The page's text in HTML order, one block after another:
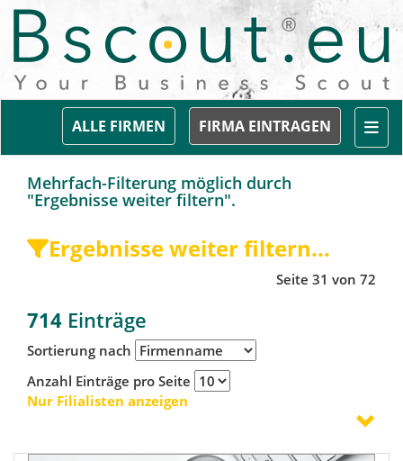
FIRMA EINTRAGEN
ALLE FIRMEN
Mehrfach-Filterung möglich durch
"Ergebnisse weiter filtern".
Ergebnisse weiter filtern...
Seite 31 von 72
714 Einträge
Sortierung nach
Anzahl Einträge pro Seite
Nur Filialisten anzeigen